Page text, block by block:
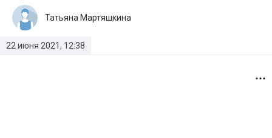
22 июня 2021, 12:38
Татьяна Мартяшкина